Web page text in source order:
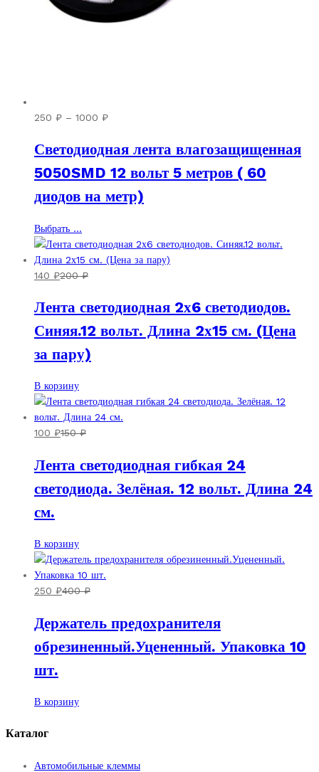
250 ₽ – 1000 ₽Диапазон
250 ₽
1000 ₽
Светодиодная лента влагозащищенная
5050SMD 12 вольт 5 метров ( 60
диодов на метр)
Выбрать ...
товар
имеет
несколько
Опции
выбрать
на
140 ₽200₽
Лента светодиодная 2х6 светодиодов.
Синяя.12 вольт. Длина 2х15 см. (Цена
за пару)
В корзину
100 ₽150₽
Лента светодиодная гибкая 24
светодиода. Зелёная. 12 вольт. Длина 24
см.
В корзину
250 ₽400₽
Держатель предохранителя
обрезиненный.Уцененный. Упаковка 10
шт.
В корзину
Каталог
Автомобильные клеммы